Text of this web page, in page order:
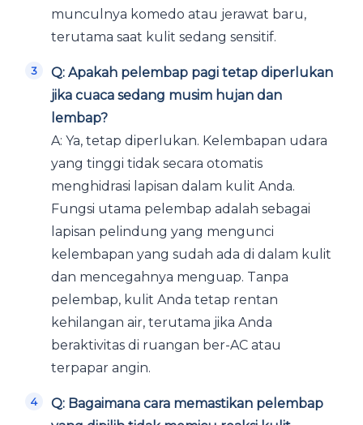
munculnya komedo atau jerawat baru,
terutama saat kulit sedang sensitif.
Q: Apakah pelembap pagi tetap diperlukan
jika cuaca sedang musim hujan dan
lembap?
A: Ya, tetap diperlukan. Kelembapan udara
yang tinggi tidak secara otomatis
menghidrasi lapisan dalam kulit Anda.
Fungsi utama pelembap adalah sebagai
lapisan pelindung yang mengunci
kelembapan yang sudah ada di dalam kulit
dan mencegahnya menguap. Tanpa
pelembap, kulit Anda tetap rentan
kehilangan air, terutama jika Anda
beraktivitas di ruangan ber-AC atau
terpapar angin.
Q: Bagaimana cara memastikan pelembap